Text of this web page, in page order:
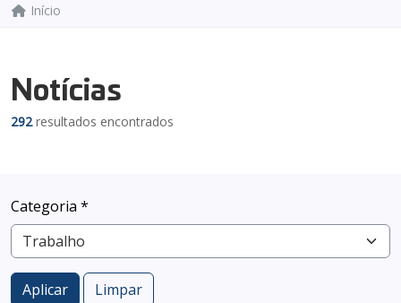
Início
Notícias
292resultados encontrados
Categoria *
Aplicar Limpar